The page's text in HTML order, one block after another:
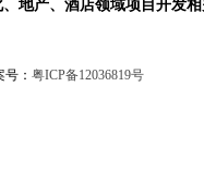
地产、酒店领域项目开发
号： 粤ICP备12036819号